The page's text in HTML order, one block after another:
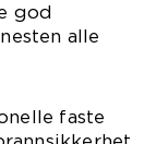
god
alle
faste